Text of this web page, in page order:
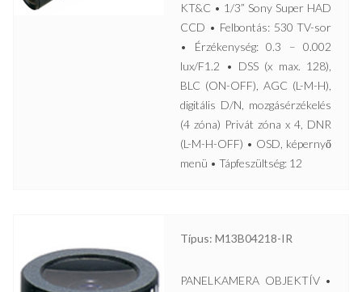
KT&C • 1/3” Sony Super HAD
CCD • Felbontás: 530 TV-sor
• Érzékenység: 0.3 – 0.002
lux/F1.2 • DSS (x max. 128),
BLC (ON-OFF), AGC (L-M-H),
digitális D/N, mozgásérzékelés
(4 zóna) Privát zóna x 4, DNR
(L-M-H-OFF) • OSD, képernyő
menü • Tápfeszültség: 12
Típus: M13B04218-IR
PANELKAMERA OBJEKTÍV •